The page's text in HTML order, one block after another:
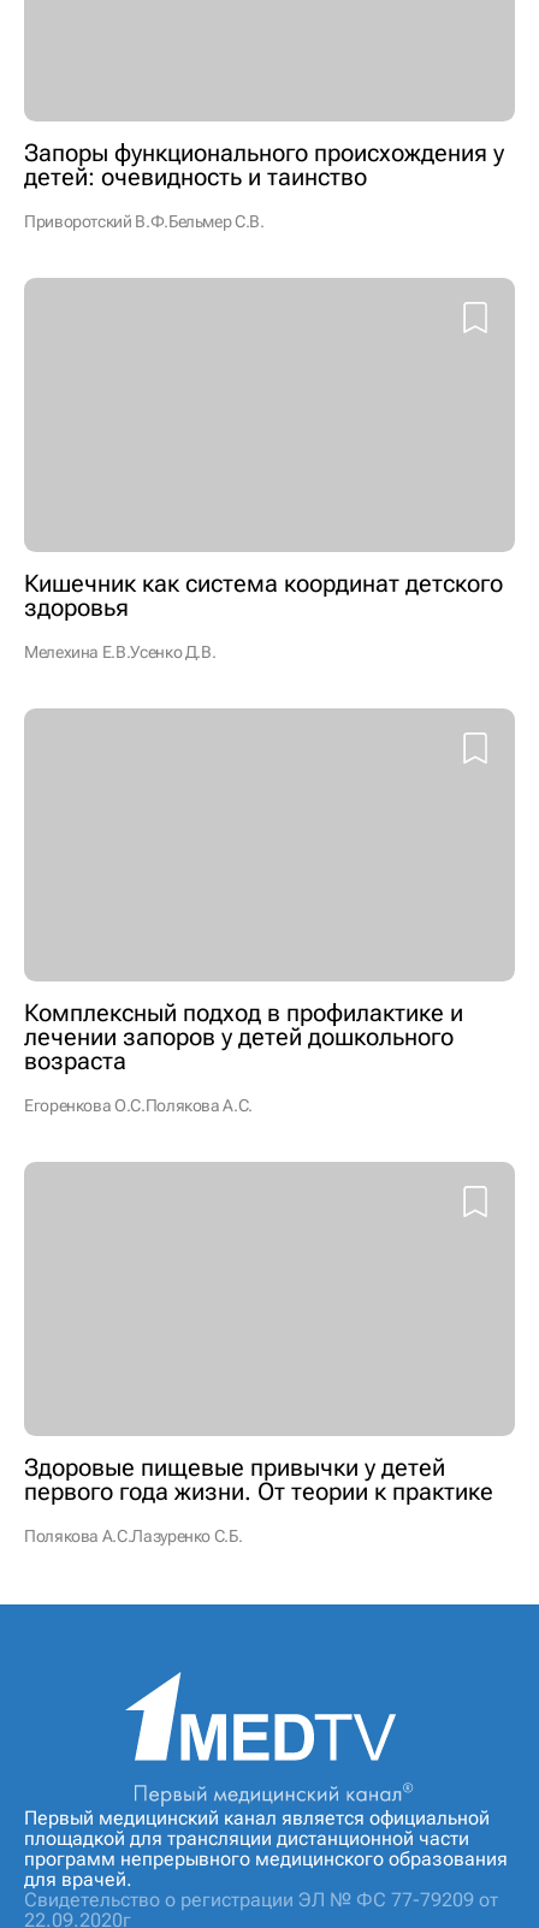
Запоры функционального происхождения у
детей: очевидность и таинство
Приворотский В.Ф.Бельмер С.В.
Кишечник как система координат детского
здоровья
Мелехина Е.В.Усенко Д.В.
Комплексный подход в профилактике и
лечении запоров у детей дошкольного
возраста
Егоренкова О.С.Полякова А.С.
Здоровые пищевые привычки у детей
первого года жизни. От теории к практике
Полякова А.С.Лазуренко С.Б.
Первый медицинский канал является официальной
площадкой для трансляции дистанционной части
программ непрерывного медицинского образования
для врачей.
Свидетельство о регистрации ЭЛ № ФС 77-79209 от
22.09.2020г